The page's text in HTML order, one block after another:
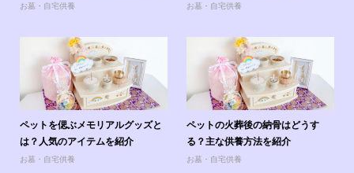
お墓・自宅供養 お墓・自宅供養
ペットを偲ぶメモリアルグッズと
は？人気のアイテムを紹介
お墓・自宅供養
ペットの火葬後の納骨はどうす
る？主な供養方法を紹介
お墓・自宅供養